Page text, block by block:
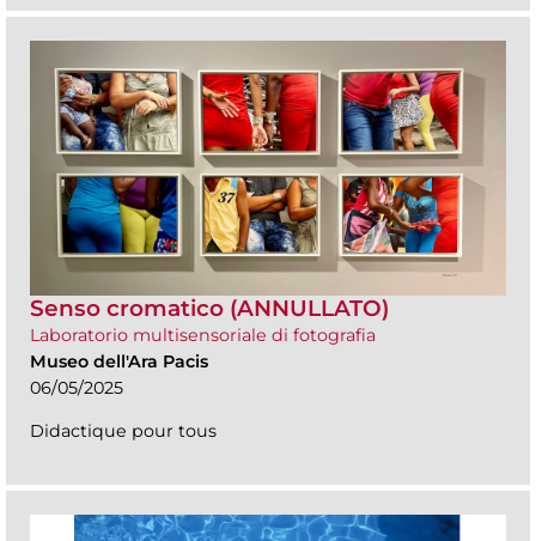
Senso cromatico (ANNULLATO)
Laboratorio multisensoriale di fotografia
Museo dell'Ara Pacis
06/05/2025
Didactique pour tous